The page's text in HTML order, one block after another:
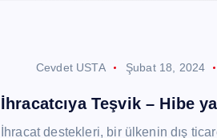
Cevdet USTA Şubat 18, 2024
İhracatcıya Teşvik – Hibe
İhracat destekleri, bir ülkenin dış